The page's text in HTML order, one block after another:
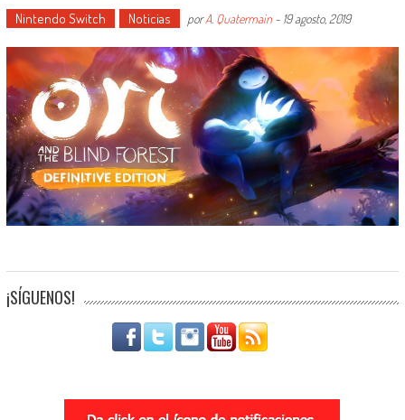
Nintendo Switch Noticias porA. Quatermain- 19 agosto, 2019
¡SÍGUENOS!